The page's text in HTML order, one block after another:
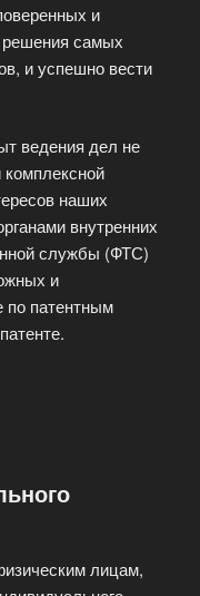
и
решения самых
и успешно вести
ведения дел не
наших
внутренних
службы (ФТС)
и
по патентным
лицам,